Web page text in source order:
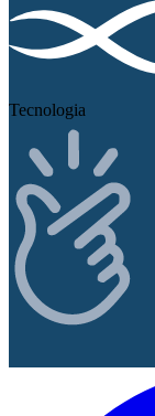
Tecnologia